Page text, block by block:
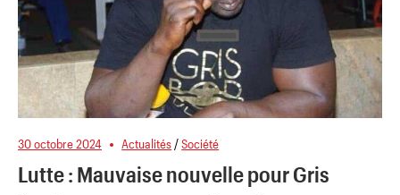
30 octobre 2024 Actualités /Société
Lutte : Mauvaise nouvelle pour Gris